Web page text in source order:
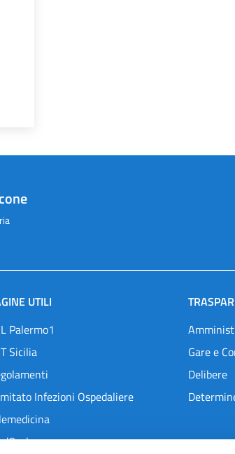
UTILI
Palermo1
Sicilia
Infezioni Ospedaliere
Gare e
Delibere